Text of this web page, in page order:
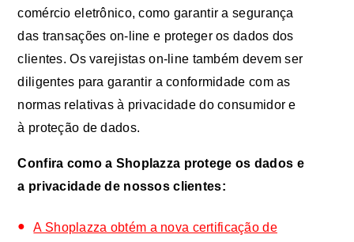
comércio eletrônico, como garantir a segurança
das transações on-line e proteger os dados dos
clientes. Os varejistas on-line também devem ser
diligentes para garantir a conformidade com as
normas relativas à privacidade do consumidor e
à proteção de dados.
Confira como a Shoplazza protege os dados e
a privacidade de nossos clientes:
A Shoplazza obtém a nova certificação de